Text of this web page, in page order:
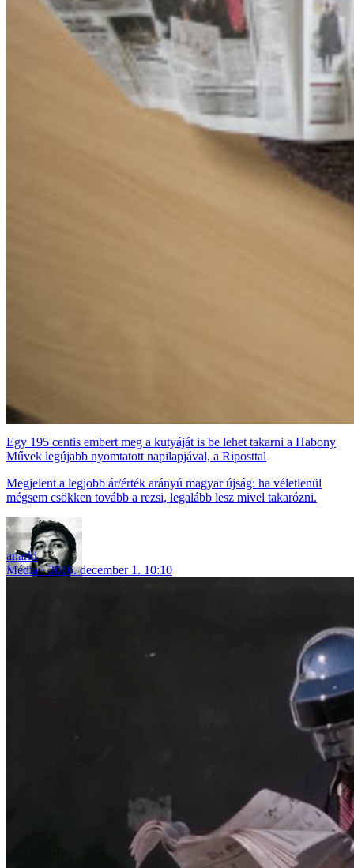
Egy 195 centis embert meg a kutyáját is be lehet takarni a Habony
Művek legújabb nyomtatott napilapjával, a Riposttal
Megjelent a legjobb ár/érték arányú magyar újság: ha véletlenül
mégsem csökken tovább a rezsi, legalább lesz mivel takarózni.
anarki
Média
2016. december 1. 10:10